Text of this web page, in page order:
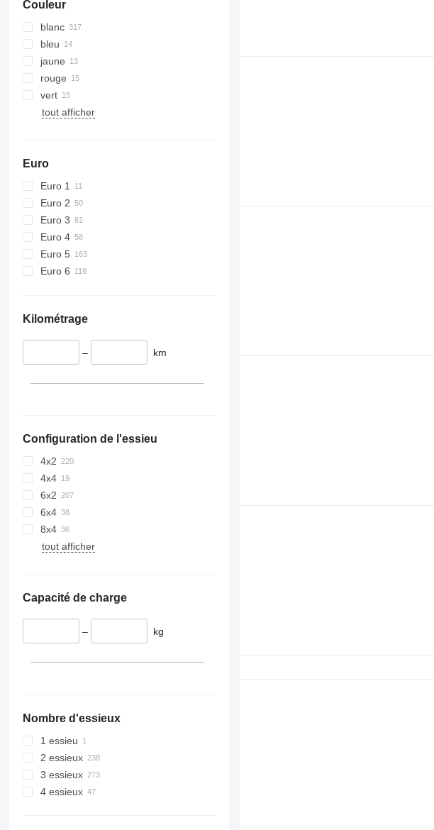
Couleur
blanc
bleu
jaune
rouge
vert
tout afficher
Euro
Euro 1
Euro 2
Euro 3
Euro 4
Euro 5
Euro 6
Kilométrage
– km
Configuration de l'essieu
4x2
4x4
6x2
6x4
8x4
tout afficher
Capacité de charge
– kg
Nombre d'essieux
1 essieu
2 essieux
3 essieux
4 essieux